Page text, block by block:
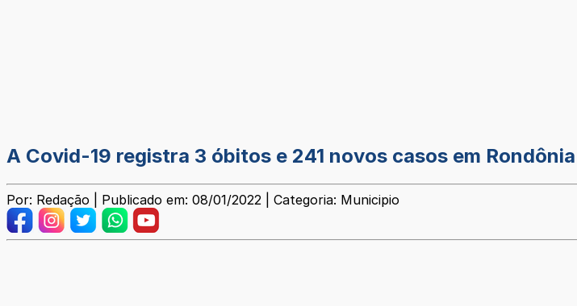
A Covid-19 registra 3 óbitos e 241 novos casos em Rondônia
Por: Redação | Publicado em: 08/01/2022 | Categoria: Municipio